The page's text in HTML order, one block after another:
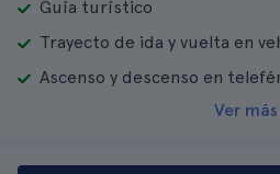
Guía turístico
Trayecto de ida y vuelta en
Ascenso y descenso en
Ver más